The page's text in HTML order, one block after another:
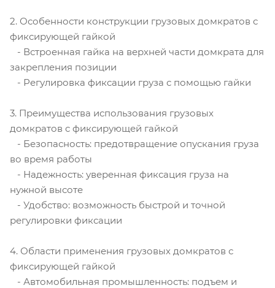
2. Особенности конструкции грузовых домкратов с
фиксирующей гайкой
- Встроенная гайка на верхней части домкрата для
закрепления позиции
- Регулировка фиксации груза с помощью гайки
3. Преимущества использования грузовых
домкратов с фиксирующей гайкой
- Безопасность: предотвращение опускания груза
во время работы
- Надежность: уверенная фиксация груза на
нужной высоте
- Удобство: возможность быстрой и точной
регулировки фиксации
4. Области применения грузовых домкратов с
фиксирующей гайкой
- Автомобильная промышленность: подъем и